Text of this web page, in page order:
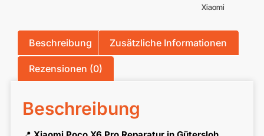
Xiaomi
Beschreibung Zusätzliche Informationen
Rezensionen (0)
Beschreibung